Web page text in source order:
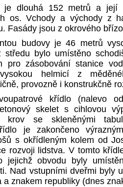
je dlouhá 152 metrů a
os. Vchody a východy z
Fasády jsou z okrového
budovy je 46 metrů
středu bylo umístěno
pro zásobování stanice
helmicí z
provozně i konstrukčně
křídlo (nalevo
skelet s cihlovou
krov se skleněnými
je zakončeno
s okřídleným kolem od
rozvoji lidstva. V tomto
jejichž obvodu byly
Nad vstupními dveřmi byly
a znakem republiky (dnes